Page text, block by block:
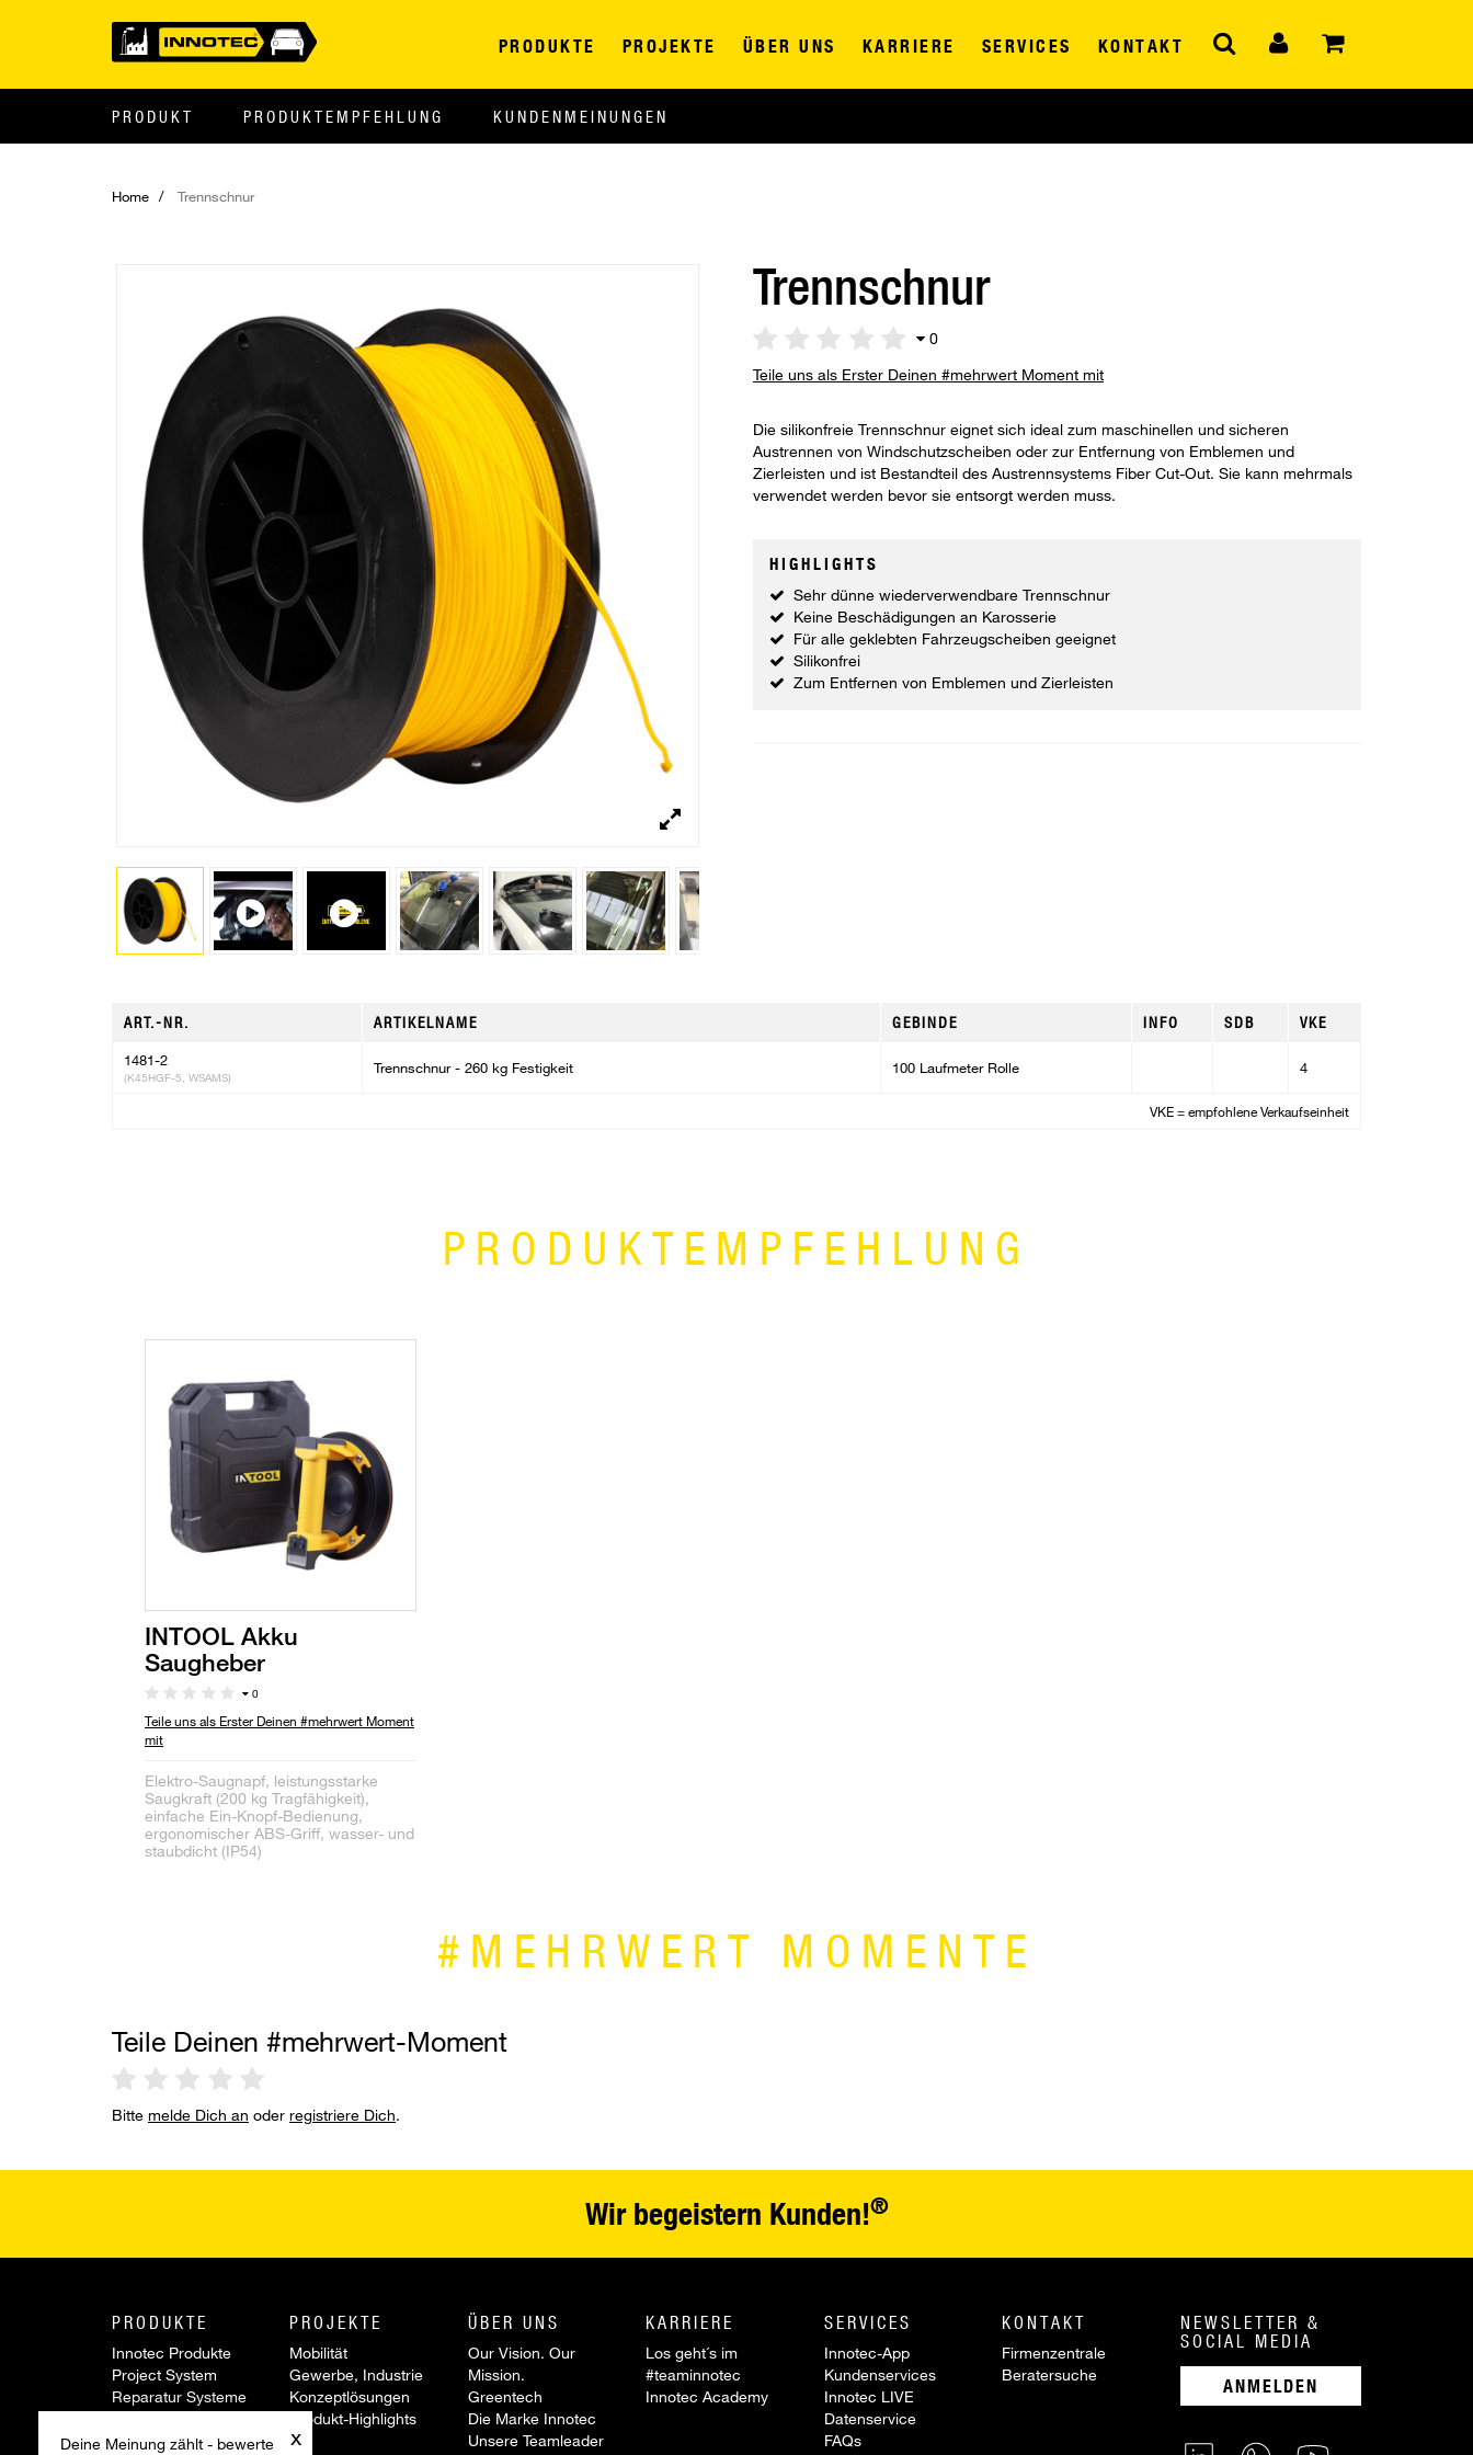
PRODUKTE PROJEKTE ÜBER UNS KARRIERE SERVICES KONTAKT
PRODUKT PRODUKTEMPFEHLUNG KUNDENMEINUNGEN
Home Trennschnur
x
Deine Meinung zählt - bewerte
Trennschnur
0
Teile uns als Erster Deinen #mehrwert Moment mit
Die silikonfreie Trennschnur eignet sich ideal zum maschinellen und sicheren
Austrennen von Windschutzscheiben oder zur Entfernung von Emblemen und
Zierleisten und ist Bestandteil des Austrennsystems Fiber Cut-Out. Sie kann mehrmals
verwendet werden bevor sie entsorgt werden muss.
HIGHLIGHTS
Sehr dünne wiederverwendbare Trennschnur
Keine Beschädigungen an Karosserie
Für alle geklebten Fahrzeugscheiben geeignet
Silikonfrei
Zum Entfernen von Emblemen und Zierleisten
ART.-NR. ARTIKELNAME GEBINDE INFO SDB VKE
1481-2
(K45HGF-5, WSAMS)
Trennschnur - 260 kg Festigkeit 100 Laufmeter Rolle 4
VKE = empfohlene Verkaufseinheit
PRODUKTEMPFEHLUNG
INTOOL Akku
Saugheber
0
Teile uns als Erster Deinen #mehrwert Moment
mit
Elektro-Saugnapf, leistungsstarke
Saugkraft (200 kg Tragfähigkeit),
einfache Ein-Knopf-Bedienung,
ergonomischer ABS-Griff, wasser- und
staubdicht (IP54)
#MEHRWERT MOMENTE
Teile Deinen #mehrwert-Moment
Bitte melde Dich an oder registriere Dich.
Wir begeistern Kunden!®
PRODUKTE
Innotec Produkte
Project System
Reparatur Systeme
Zubehör
PROJEKTE
Mobilität
Gewerbe, Industrie
Konzeptlösungen
Produkt-Highlights
ÜBER UNS
Our Vision. Our
Mission.
Greentech
Die Marke Innotec
Unsere Teamleader
KARRIERE
Los geht´s im
#teaminnotec
Innotec Academy
SERVICES
Innotec-App
Kundenservices
Innotec LIVE
Datenservice
FAQs
KONTAKT
Firmenzentrale
Beratersuche
NEWSLETTER &
SOCIAL MEDIA
ANMELDEN